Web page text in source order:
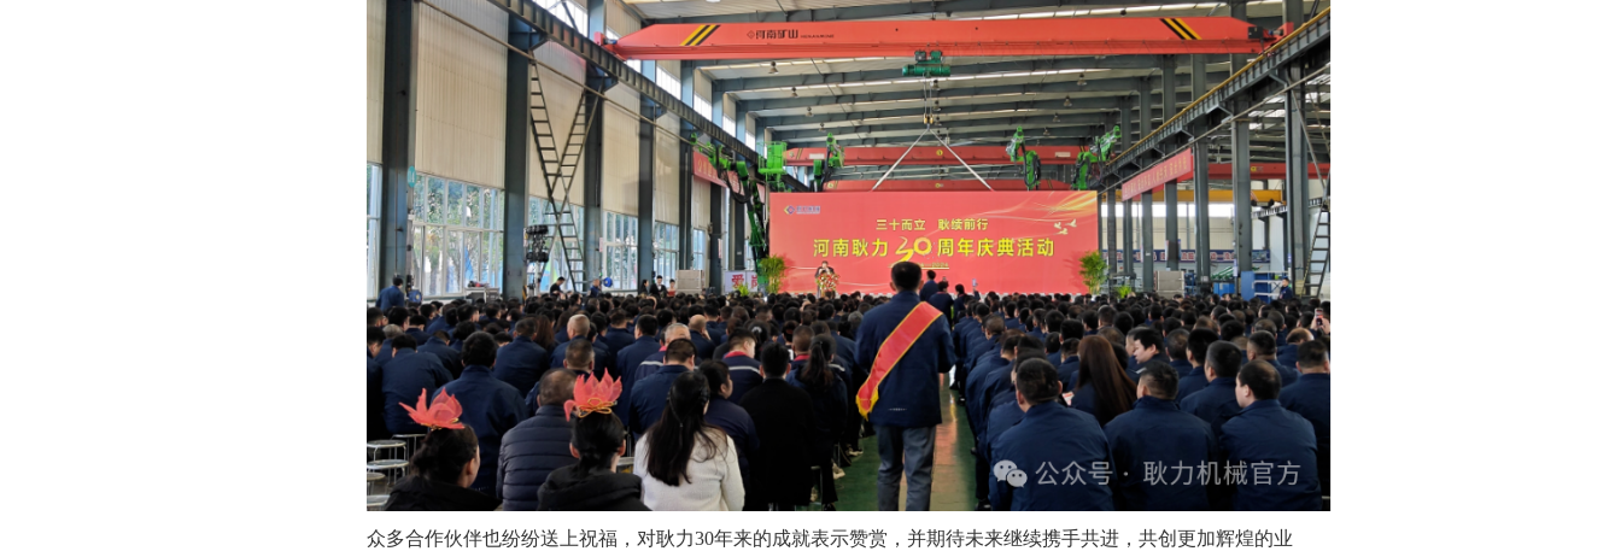
众多合作伙伴也纷纷送上祝福，对耿力30年来的成就表示赞赏，并期待未来继续携手共进，共创更加辉煌的业